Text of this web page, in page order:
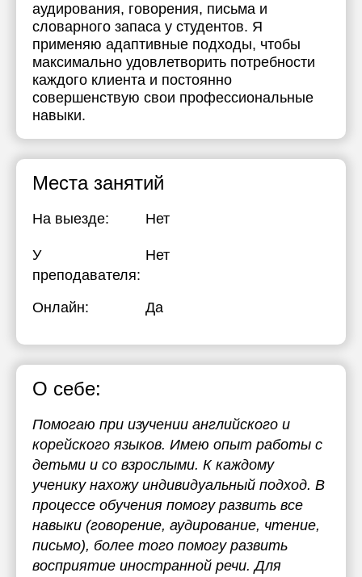
аудирования, говорения, письма и
словарного запаса у студентов. Я
применяю адаптивные подходы, чтобы
максимально удовлетворить потребности
каждого клиента и постоянно
совершенствую свои профессиональные
навыки.
Места занятий
На выезде: Нет
У
преподавателя:
Нет
Онлайн: Да
О себе:
Помогаю при изучении английского и
корейского языков. Имею опыт работы с
детьми и со взрослыми. К каждому
ученику нахожу индивидуальный подход. В
процессе обучения помогу развить все
навыки (говорение, аудирование, чтение,
письмо), более того помогу развить
восприятие иностранной речи. Для